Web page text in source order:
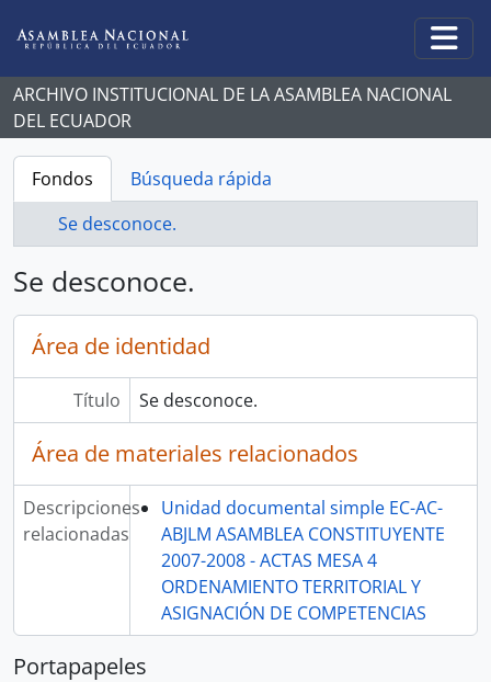
ARCHIVO INSTITUCIONAL DE LA ASAMBLEA NACIONAL
DEL ECUADOR
Fondos
Búsqueda rápida
Se desconoce.
Se desconoce.
Área de identidad
Título Se desconoce.
Área de materiales relacionados
Descripciones
relacionadas
Unidad documental simple EC-AC-
ABJLM ASAMBLEA CONSTITUYENTE
2007-2008 - ACTAS MESA 4
ORDENAMIENTO TERRITORIAL Y
ASIGNACIÓN DE COMPETENCIAS
Portapapeles